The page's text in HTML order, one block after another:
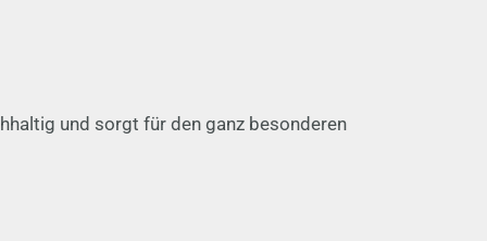
und sorgt für den ganz besonderen